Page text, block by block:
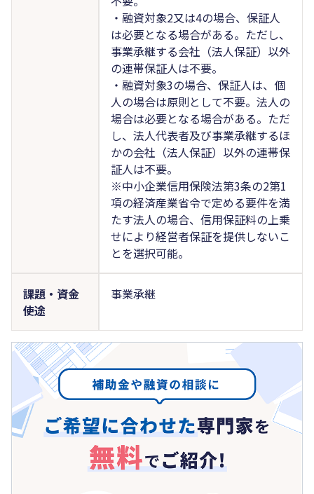
・融資対象2又は4の場合、保証人
は必要となる場合がある。ただし、
事業承継する会社（法人保証）以外
の連帯保証人は不要。
・融資対象3の場合、保証人は、個
人の場合は原則として不要。法人の
場合は必要となる場合がある。ただ
し、法人代表者及び事業承継するほ
かの会社（法人保証）以外の連帯保
証人は不要。
※中小企業信用保険法第3条の2第1
項の経済産業省令で定める要件を満
たす法人の場合、信用保証料の上乗
せにより経営者保証を提供しないこ
とを選択可能。
課題・資金
使途
事業承継